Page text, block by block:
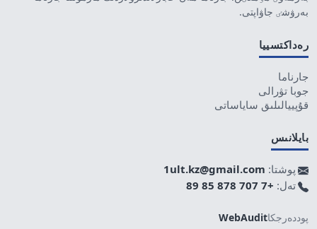
بەرۋشٸ جاۋاپتى.
رەداكتسييا
جارناما
جوبا تۋرالى
قۇپييالىلىق ساياساتى
بايلانىس
پوشتا: 1ult.kz@gmail.com
تەل: +7 707 878 85 89
پوددەرجكاWebAudit